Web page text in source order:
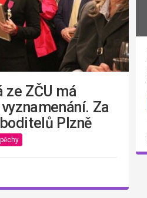
ze ZČU má
Za
Plzně